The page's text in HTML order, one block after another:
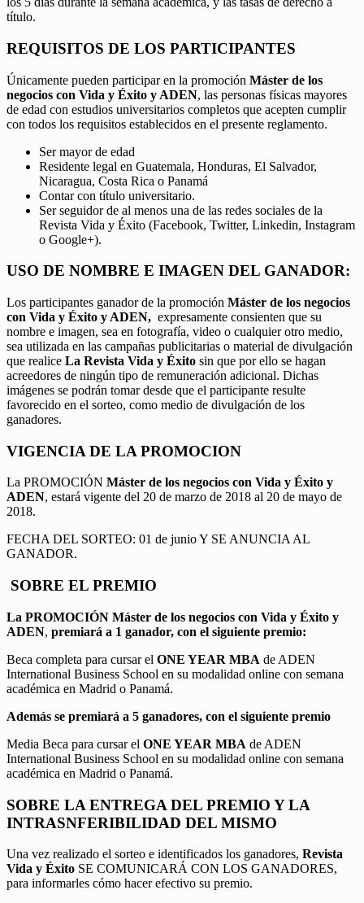
título.
REQUISITOS DE LOS PARTICIPANTES
Únicamente pueden participar en la promoción Máster de los
negocios con Vida y Éxito y ADEN, las personas físicas mayores
de edad con estudios universitarios completos que acepten cumplir
con todos los requisitos establecidos en el presente reglamento.
Ser mayor de edad
Residente legal en Guatemala, Honduras, El Salvador,
Nicaragua, Costa Rica o Panamá
Contar con título universitario.
Ser seguidor de al menos una de las redes sociales de la
Revista Vida y Éxito (Facebook, Twitter, Linkedin, Instagram
o Google+).
USO DE NOMBRE E IMAGEN DEL GANADOR:
Los participantes ganador de la promoción Máster de los negocios
con Vida y Éxito y ADEN, expresamente consienten que su
nombre e imagen, sea en fotografía, video o cualquier otro medio,
sea utilizada en las campañas publicitarias o material de divulgación
que realice La Revista Vida y Éxito sin que por ello se hagan
acreedores de ningún tipo de remuneración adicional. Dichas
imágenes se podrán tomar desde que el participante resulte
favorecido en el sorteo, como medio de divulgación de los
ganadores.
VIGENCIA DE LA PROMOCION
La PROMOCIÓN Máster de los negocios con Vida y Éxito y
ADEN, estará vigente del 20 de marzo de 2018 al 20 de mayo de
2018.
FECHA DEL SORTEO: 01 de junio Y SE ANUNCIA AL
GANADOR.
SOBRE EL PREMIO
La PROMOCIÓN Máster de los negocios con Vida y Éxito y
ADEN, premiará a 1 ganador, con el siguiente premio:
Beca completa para cursar el ONE YEAR MBA de ADEN
International Business School en su modalidad online con semana
académica en Madrid o Panamá.
Además se premiará a 5 ganadores, con el siguiente premio
Media Beca para cursar el ONE YEAR MBA de ADEN
International Business School en su modalidad online con semana
académica en Madrid o Panamá.
SOBRE LA ENTREGA DEL PREMIO Y LA
INTRASNFERIBILIDAD DEL MISMO
Una vez realizado el sorteo e identificados los ganadores, Revista
Vida y Éxito SE COMUNICARÁ CON LOS GANADORES,
para informarles cómo hacer efectivo su premio.